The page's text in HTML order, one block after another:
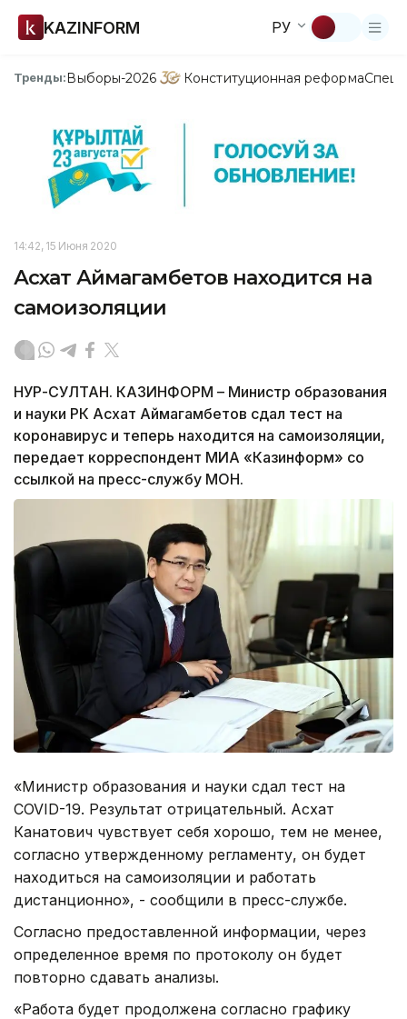
KAZINFORM РУ
Тренды:Выборы-2026 Конституционная реформа
14:42, 15 Июня 2020
Асхат Аймагамбетов находится на
самоизоляции
НУР-СУЛТАН. КАЗИНФОРМ – Министр образования
и науки РК Асхат Аймагамбетов сдал тест на
коронавирус и теперь находится на самоизоляции,
передает корреспондент МИА «Казинформ» со
ссылкой на пресс-службу МОН.
«Министр образования и науки сдал тест на
COVID-19. Результат отрицательный. Асхат
Канатович чувствует себя хорошо, тем не менее,
согласно утвержденному регламенту, он будет
находиться на самоизоляции и работать
дистанционно», - сообщили в пресс-службе.
Согласно предоставленной информации, через
определенное время по протоколу он будет
повторно сдавать анализы.
«Работа будет продолжена согласно графику